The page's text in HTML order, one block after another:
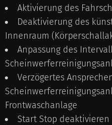
Aktivierung des
Deaktivierung des
Innenraum
Anpassung des
Verzögertes
Frontwaschanlage
Start Stop deaktivieren